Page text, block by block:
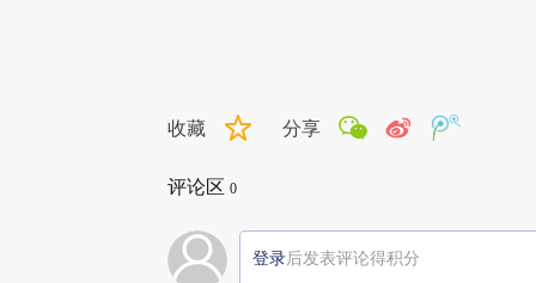
收藏 分享
评论区 0
登录后发表评论得积分